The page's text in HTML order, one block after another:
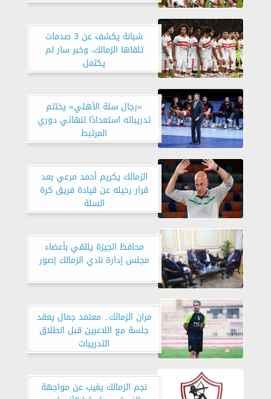
شبانة يكشف عن 3 صدمات
تلقاها الزمالك، وخبر سار لم
يكتمل
«رجال سلة الأهلي» يختتم
تدريباته استعدادًا لنهائي دوري
المرتبط
الزمالك يكريم أحمد مرعي بعد
قرار رحيله عن قيادة فريق كرة
السلة
محافظ الجيزة يلتقي بأعضاء
مجلس إدارة نادي الزمالك |صور
مران الزمالك.. معتمد جمال يعقد
جلسة مع اللاعبين قبل انطلاق
التدريبات
نجم الزمالك يغيب عن مواجهة